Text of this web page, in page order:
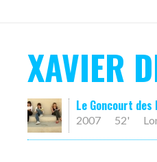
XAVIER
Le Goncourt des
2007 52'